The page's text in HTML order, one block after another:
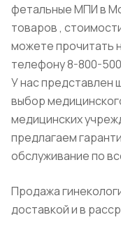
фетальные МПИ в
товаров ,
можете прочитать
телефону 8-800-
У нас представлен
выбор
медицинских
предлагаем
обслуживание по
Продажа
доставкой и в